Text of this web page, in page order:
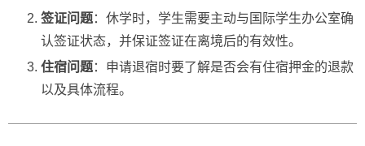
签证问题：休学时，学生需要主动与国际学生办公室确
认签证状态，并保证签证在离境后的有效性。
住宿问题：申请退宿时要了解是否会有住宿押金的退款
以及具体流程。